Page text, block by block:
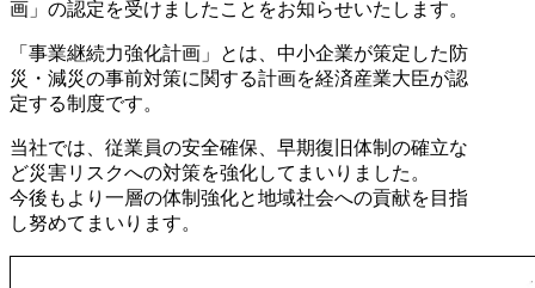
画」の認定を受けましたことをお知らせいたします。
「事業継続力強化計画」とは、中小企業が策定した防
災・減災の事前対策に関する計画を経済産業大臣が認
定する制度です。
当社では、従業員の安全確保、早期復旧体制の確立な
ど災害リスクへの対策を強化してまいりました。
今後もより一層の体制強化と地域社会への貢献を目指
し努めてまいります。